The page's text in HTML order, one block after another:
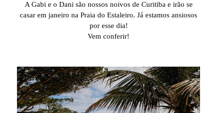
A Gabi e o Dani são nossos noivos de Curitiba e irão se
casar em janeiro na Praia do Estaleiro. Já estamos ansiosos
por esse dia!
Vem conferir!